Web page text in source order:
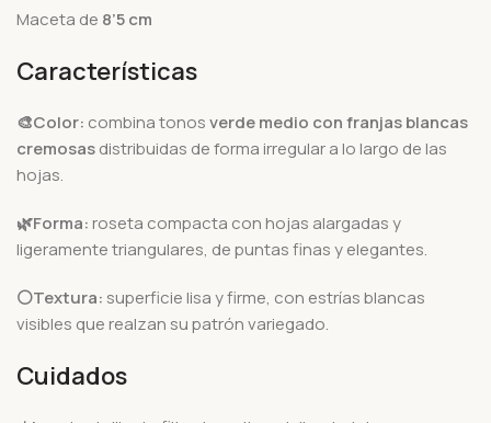
Maceta de 8’5 cm
Características
🎨Color: combina tonosverde medio con franjas blancas
cremosasdistribuidas de forma irregular a lo largo de las
hojas.
🌿Forma: roseta compacta con hojas alargadas y
ligeramente triangulares, de puntas finas y elegantes.
⚪Textura: superficie lisa y firme, con estrías blancas
visibles que realzan su patrón variegado.
Cuidados